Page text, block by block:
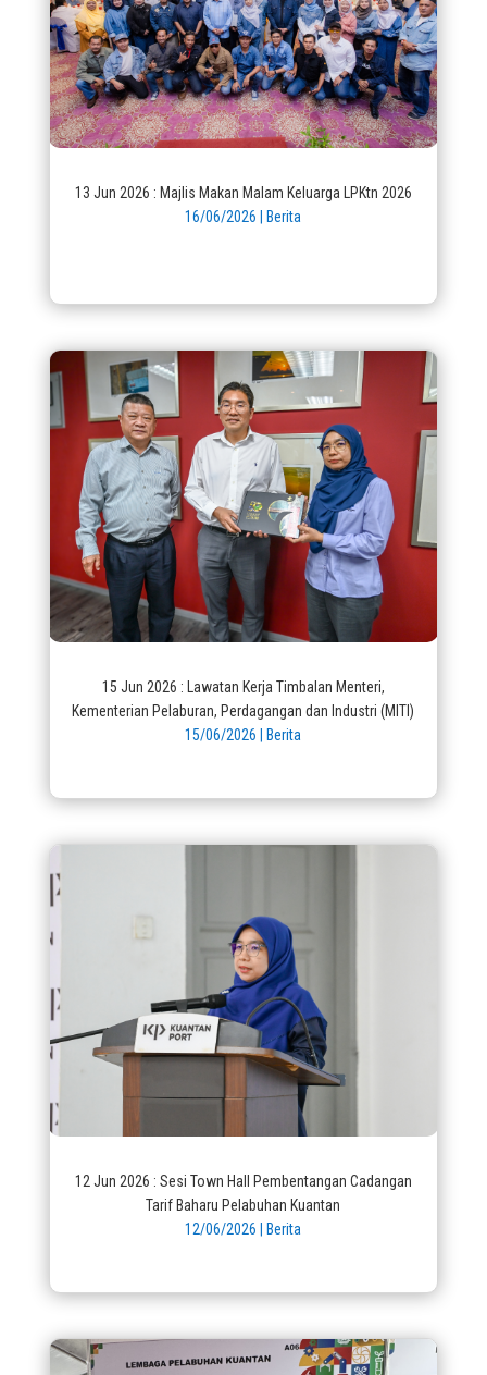
13 Jun 2026 : Majlis Makan Malam Keluarga LPKtn 2026
16/06/2026
Berita
15 Jun 2026 : Lawatan Kerja Timbalan Menteri,
Kementerian Pelaburan, Perdagangan dan Industri (MITI)
15/06/2026
Berita
12 Jun 2026 : Sesi Town Hall Pembentangan Cadangan
Tarif Baharu Pelabuhan Kuantan
12/06/2026
Berita